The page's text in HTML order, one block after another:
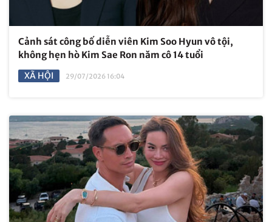
Cảnh sát công bố diễn viên Kim Soo Hyun vô tội,
không hẹn hò Kim Sae Ron năm cô 14 tuổi
XÃ HỘI 29/07/2026 16:04